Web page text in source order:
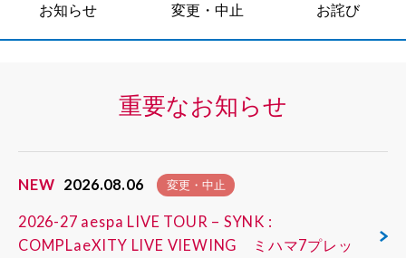
お知らせ 変更・中止 お詫び
重要なお知らせ
NEW 2026.08.06 変更・中止
2026-27 aespa LIVE TOUR – SYNK :
COMPLaeXITY LIVE VIEWING ミハマ7プレッ